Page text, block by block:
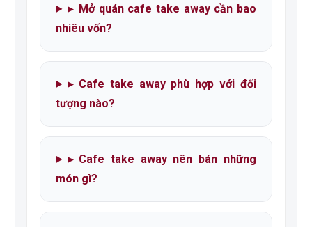
▸ Mở quán cafe take away cần bao
nhiêu vốn?
▸ Cafe take away phù hợp với đối
tượng nào?
▸ Cafe take away nên bán những
món gì?